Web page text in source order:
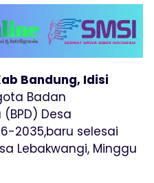
Bandung, Idisi
Badan
Desa
2035,baru selesai
Lebakwangi, Minggu